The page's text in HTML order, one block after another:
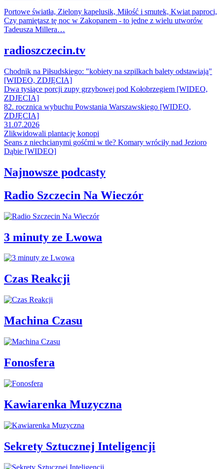
Portowe światła, Zielony kapelusik, Miłość i smutek, Kwiat paproci,
Czy pamiętasz tę noc w Zakopanem - to jedne z wielu utworów
Tadeusza Millera…
radioszczecin.tv
Chodnik na Piłsudskiego: "kobiety na szpilkach balety odstawiają"
[WIDEO, ZDJĘCIA]
Dwa tysiące porcji zupy grzybowej pod Kołobrzegiem [WIDEO,
ZDJECIA]
82. rocznica wybuchu Powstania Warszawskiego [WIDEO,
ZDJĘCIA]
31.07.2026
Zlikwidowali plantację konopi
Seans z niechcianymi gośćmi w tle? Komary wróciły nad Jezioro
Dąbie [WIDEO]
Najnowsze podcasty
Radio Szczecin Na Wieczór
3 minuty ze Lwowa
Czas Reakcji
Machina Czasu
Fonosfera
Kawiarenka Muzyczna
Sekrety Sztucznej Inteligencji